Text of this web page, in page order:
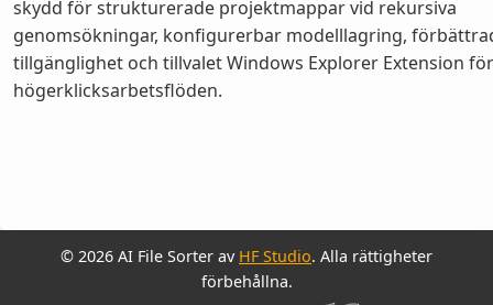
skydd för strukturerade projektmappar vid rekursiva
genomsökningar, konfigurerbar modelllagring,
tillgänglighet och tillvalet Windows Explorer Extension för
högerklicksarbetsflöden.
© 2026 AI File Sorter av HF Studio. Alla rättigheter
förbehållna.